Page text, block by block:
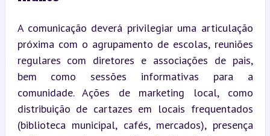
A comunicação deverá privilegiar uma articulação
próxima com o agrupamento de escolas, reuniões
regulares com diretores e associações de pais,
bem como sessões informativas para a
comunidade. Ações de marketing local, como
distribuição de cartazes em locais frequentados
(biblioteca municipal, cafés, mercados), presença